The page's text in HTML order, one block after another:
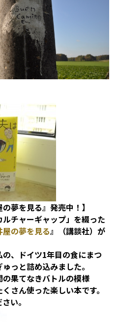
夢を見る』発売中！】
チャーギャップ」を綴った
屋の夢を見る』（講談社）が
、ドイツ1年目の食にまつ
っと詰め込みました。
果てなきバトルの模様
さん使った楽しい本です。
い。